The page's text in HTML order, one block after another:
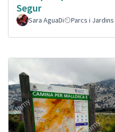
Segur
Sara AguaDi Parcs i